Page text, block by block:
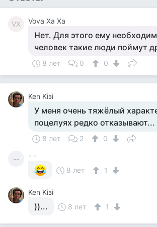
VX Vova Xa Xa
Нет. Для этого ему
человек такие люди поймут
8 лет 0 0
Ken Kiзi
У меня очень тяжёлый
поцелуях редко отказывают...
8 лет 2 0
--
- -
8 лет
1
Ken Kiзi
))... 8 лет 1